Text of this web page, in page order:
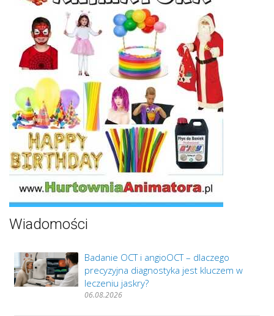
Wiadomości
Badanie OCT i angioOCT – dlaczego
precyzyjna diagnostyka jest kluczem w
leczeniu jaskry?
06.08.2026